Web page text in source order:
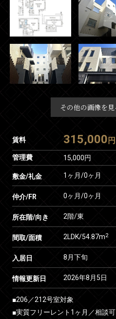
その他の画像を見
賃料 315,000 円
管理費 15,000円
敷金/礼金 1ヶ月/0ヶ月
仲介/FR 0ヶ月/0ヶ月
所在階/向き 2階/東
間取/面積 2LDK/54.87m2
入居日 8月下旬
情報更新日 2026年8月5日
■206／212号室対象
■実質フリーレント1ヶ月／相談可